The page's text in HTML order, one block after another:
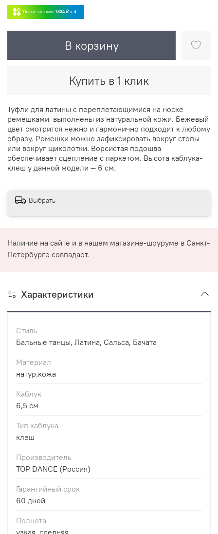
Плати частями 1834 ₽ x 4
В корзину
Купить в 1 клик
Туфли для латины с переплетающимися на носке
ремешками выполнены из натуральной кожи. Бежевый
цвет смотрится нежно и гармонично подходит к любому
образу. Ремешки можно зафиксировать вокруг стопы
или вокруг щиколотки. Ворсистая подошва
обеспечивает сцепление с паркетом. Высота каблука-
клеш у данной модели — 6 см.
Выбрать
Наличие на сайте и в нашем магазине-шоуруме в Санкт-
Петербурге совпадает.
Характеристики
Стиль
Бальные танцы, Латина, Сальса, Бачата
Материал
натур.кожа
Каблук
6,5 см
Тип каблука
клеш
Производитель
TOP DANCE (Россия)
Гарантийный срок
60 дней
Полнота
узкая, средняя